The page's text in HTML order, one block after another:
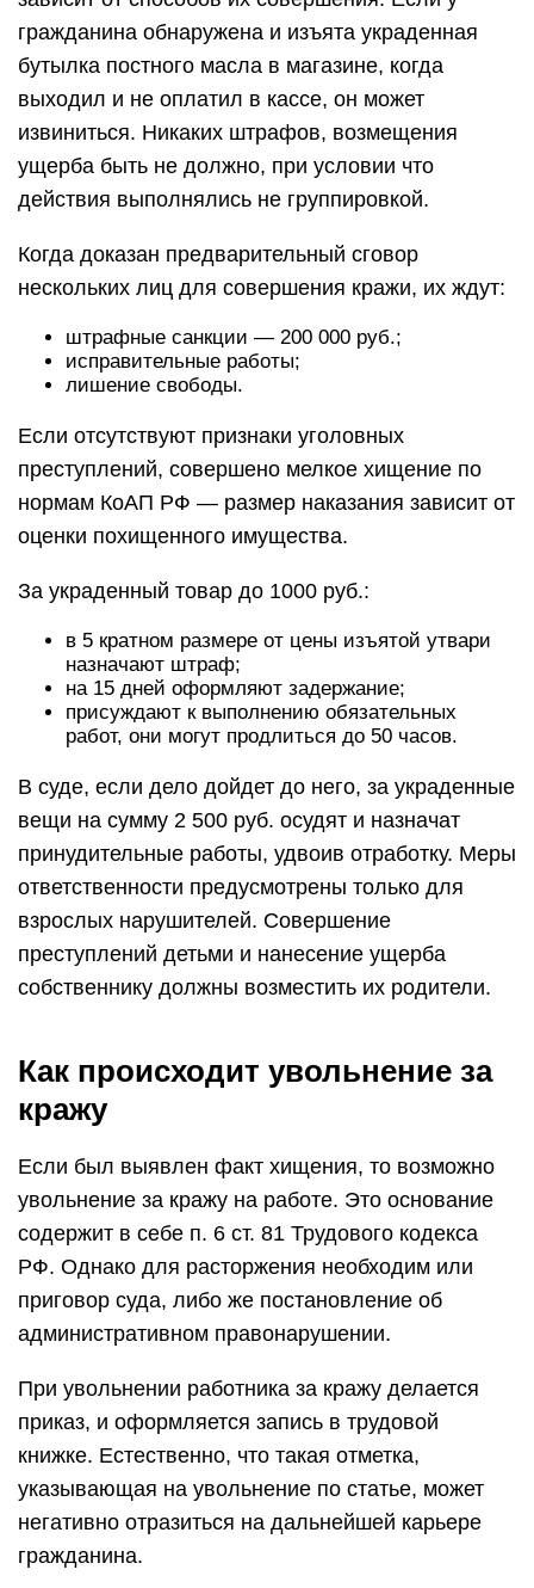
гражданина обнаружена и изъята украденная
бутылка постного масла в магазине, когда
выходил и не оплатил в кассе, он может
извиниться. Никаких штрафов, возмещения
ущерба быть не должно, при условии что
действия выполнялись не группировкой.
Когда доказан предварительный сговор
нескольких лиц для совершения кражи, их ждут:
штрафные санкции — 200 000 руб.;
исправительные работы;
лишение свободы.
Если отсутствуют признаки уголовных
преступлений, совершено мелкое хищение по
нормам КоАП РФ — размер наказания зависит от
оценки похищенного имущества.
За украденный товар до 1000 руб.:
в 5 кратном размере от цены изъятой утвари
назначают штраф;
на 15 дней оформляют задержание;
присуждают к выполнению обязательных
работ, они могут продлиться до 50 часов.
В суде, если дело дойдет до него, за украденные
вещи на сумму 2 500 руб. осудят и назначат
принудительные работы, удвоив отработку. Меры
ответственности предусмотрены только для
взрослых нарушителей. Совершение
преступлений детьми и нанесение ущерба
собственнику должны возместить их родители.
Как происходит увольнение за
кражу
Если был выявлен факт хищения, то возможно
увольнение за кражу на работе. Это основание
содержит в себе п. 6 ст. 81 Трудового кодекса
РФ. Однако для расторжения необходим или
приговор суда, либо же постановление об
административном правонарушении.
При увольнении работника за кражу делается
приказ, и оформляется запись в трудовой
книжке. Естественно, что такая отметка,
указывающая на увольнение по статье, может
негативно отразиться на дальнейшей карьере
гражданина.